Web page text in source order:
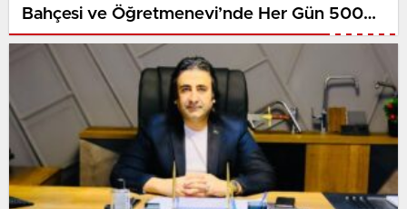
Bahçesi ve Öğretmenevi’nde Her Gün 500
Vatandaşa İftar Hizmeti